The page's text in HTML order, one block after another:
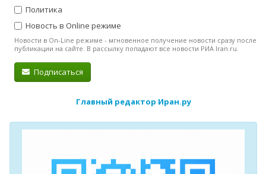
Политика
Новость в Online режиме
Новости в On-Line режиме - мгновенное получение новости сразу после
публикации на сайте. В рассылку попадают все новости РИА Iran.ru.
Подписаться
Главный редактор Иран.ру